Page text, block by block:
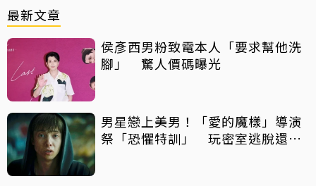
最新文章
侯彥西男粉致電本人「要求幫他洗
腳」 驚人價碼曝光
男星戀上美男！「愛的魔樣」導演
祭「恐懼特訓」 玩密室逃脫還得